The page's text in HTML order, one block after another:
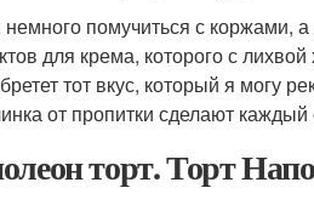
помучиться с коржами, а
для крема, которого с
тот вкус, который я могу
от пропитки сделают
торт. Торт